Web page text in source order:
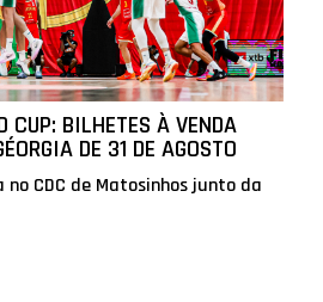
CUP: BILHETES À VENDA
DE 31 DE AGOSTO
CDC de Matosinhos junto da